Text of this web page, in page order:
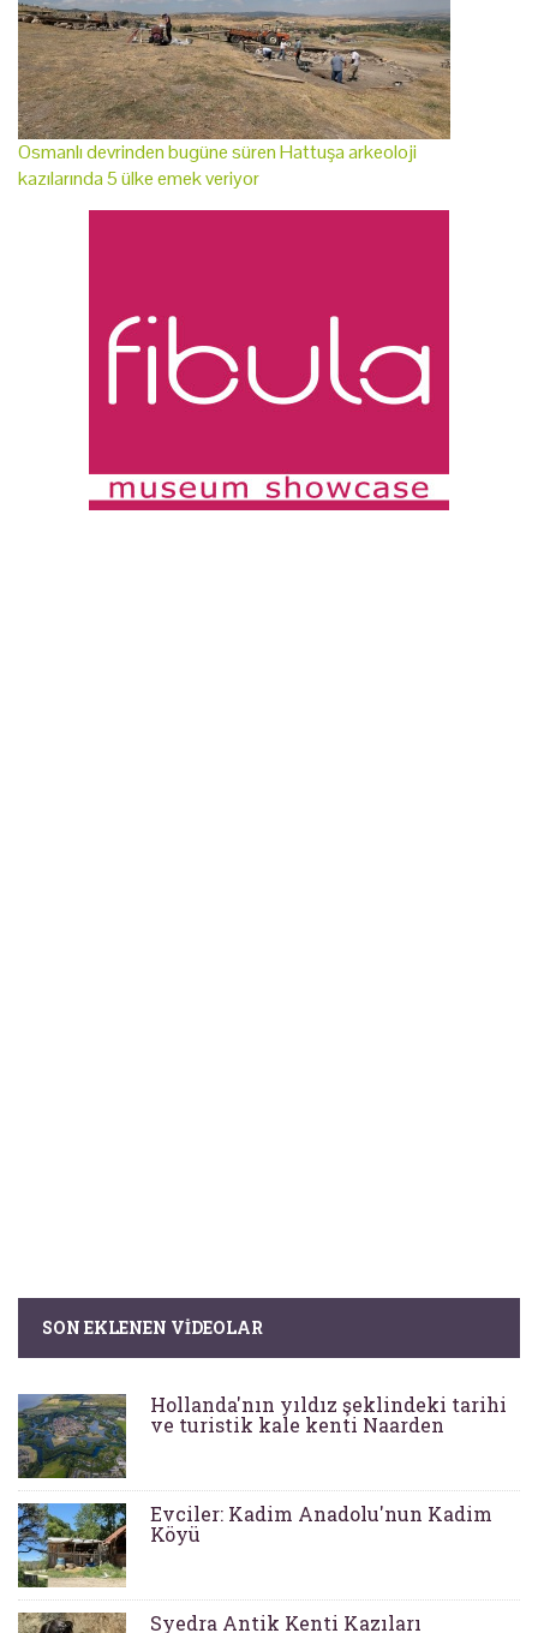
Osmanlı devrinden bugüne süren Hattuşa arkeoloji
kazılarında 5 ülke emek veriyor
SON EKLENEN VIDEOLAR
Hollanda'nın yıldız şeklindeki tarihi
ve turistik kale kenti Naarden
Evciler: Kadim Anadolu'nun Kadim
Köyü
Syedra Antik Kenti Kazıları